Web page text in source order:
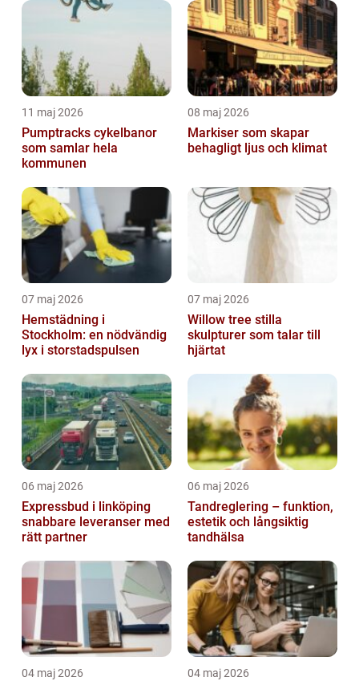
11 maj 2026
Pumptracks cykelbanor
som samlar hela
kommunen
08 maj 2026
Markiser som skapar
behagligt ljus och klimat
07 maj 2026
Hemstädning i
Stockholm: en nödvändig
lyx i storstadspulsen
07 maj 2026
Willow tree stilla
skulpturer som talar till
hjärtat
06 maj 2026
Expressbud i linköping
snabbare leveranser med
rätt partner
06 maj 2026
Tandreglering – funktion,
estetik och långsiktig
tandhälsa
04 maj 2026 04 maj 2026